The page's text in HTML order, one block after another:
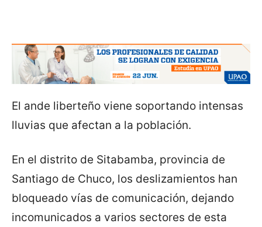
El ande liberteño viene soportando intensas
lluvias que afectan a la población.
En el distrito de Sitabamba, provincia de
Santiago de Chuco, los deslizamientos han
bloqueado vías de comunicación, dejando
incomunicados a varios sectores de esta